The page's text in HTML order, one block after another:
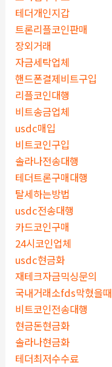
테더개인지갑
트론리플코인판매
장외거래
자금세탁업체
핸드폰결제비트구입
리플코인대행
비트송금업체
usdc매입
비트코인구입
솔라나전송대행
테더트론구매대행
탈세하는방법
usdc전송대행
카드코인구매
24시코인업체
usdc현금화
재테크자금믹싱문의
국내거래소fds막혔을때
비트코인전송대행
현금돈현금화
솔라나현금화
테더최저수수료